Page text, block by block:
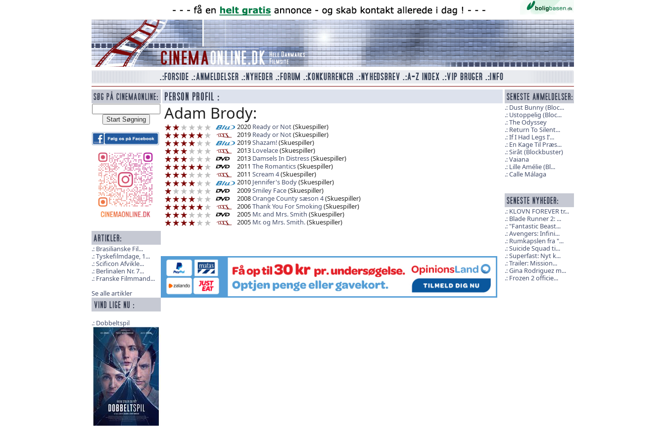
Brasilianske Fil...
Tyskefilmdage, 1...
Scificon Afvikle...
Berlinalen Nr. 7...
Franske Filmmand...
Se alle artikler
Dobbeltspil
Adam Brody:
2020 Ready or Not(Skuespiller)
2019 Ready or Not(Skuespiller)
2019Shazam!(Skuespiller)
2013 Lovelace(Skuespiller)
2013 Damsels In Distress(Skuespiller)
2011 The Romantics(Skuespiller)
2011 Scream 4(Skuespiller)
2010 Jennifer's Body(Skuespiller)
2009Smiley Face(Skuespiller)
2008Orange County sæson 4(Skuespiller)
2006Thank You For Smoking (Skuespiller)
2005 Mr. and Mrs. Smith (Skuespiller)
2005 Mr. og Mrs. Smith.(Skuespiller)
Dust Bunny (Bloc...
Ustoppelig (Bloc...
The Odyssey
Return To Silent...
If I Had Legs I’...
En Kage Til Præs...
Sirât (Blockbuster)
Vaiana
Lille Amélie (Bl...
Calle Málaga
KLOVN FOREVER tr...
Blade Runner 2: ...
"Fantastic Beast...
Avengers: Infini...
Rumkapslen fra "...
Suicide Squad ti...
Superfast: Nyt k...
Trailer: Mission...
Gina Rodriguez m...
Frozen 2 officie...